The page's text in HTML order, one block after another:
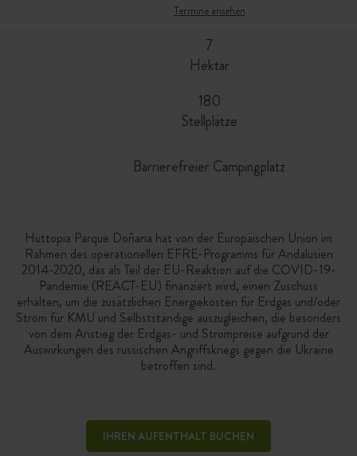
Termine ansehen
7
Hektar
180
Stellplätze
Barrierefreier Campingplatz
Huttopia Parque Doñana hat von der Europäischen Union im
Rahmen des operationellen EFRE-Programms für Andalusien
2014-2020, das als Teil der EU-Reaktion auf die COVID-19-
Pandemie (REACT-EU) finanziert wird, einen Zuschuss
erhalten, um die zusätzlichen Energiekosten für Erdgas und/oder
Strom für KMU und Selbstständige auszugleichen, die besonders
von dem Anstieg der Erdgas- und Strompreise aufgrund der
Auswirkungen des russischen Angriffskriegs gegen die Ukraine
betroffen sind.
IHREN AUFENTHALT BUCHEN